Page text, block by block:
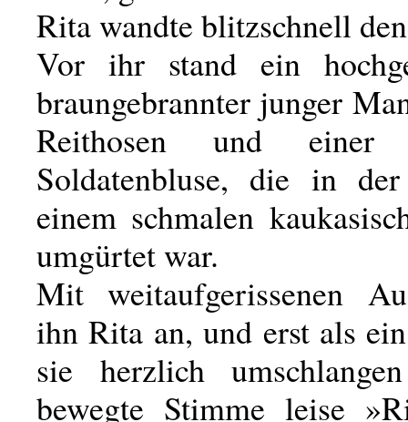
Rita wandte blitzschnell
Vor ihr stand ein
braungebrannter junger
Reithosen und einer
Soldatenbluse, die in
einem schmalen
umgürtet war.
Mit weitaufgerissenen
ihn Rita an, und erst als
sie herzlich
bewegte Stimme leise